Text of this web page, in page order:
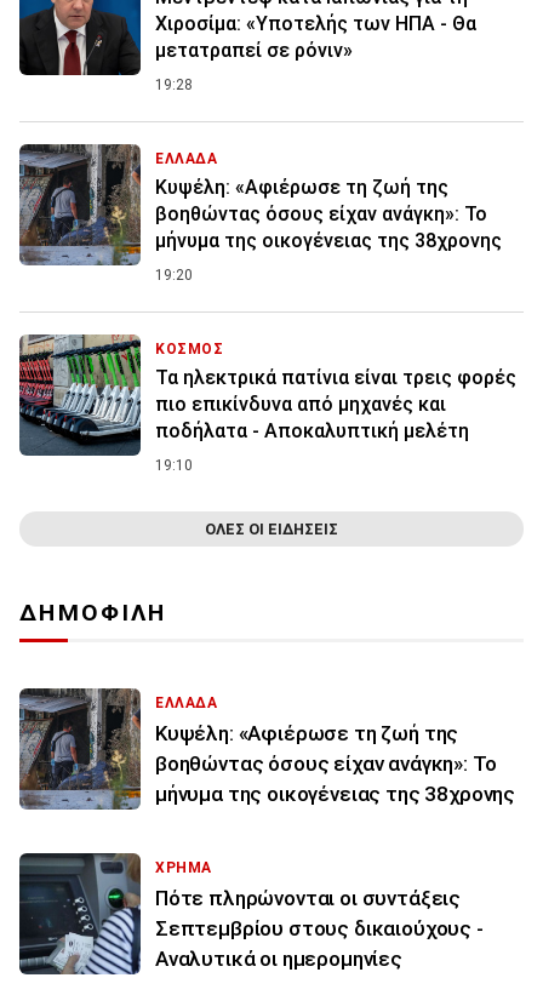
Χιροσίμα: «Υποτελής των ΗΠΑ - Θα
μετατραπεί σε ρόνιν»
19:28
ΕΛΛΑΔΑ
Κυψέλη: «Αφιέρωσε τη ζωή της
βοηθώντας όσους είχαν ανάγκη»: Το
μήνυμα της οικογένειας της 38χρονης
19:20
ΚΟΣΜΟΣ
Τα ηλεκτρικά πατίνια είναι τρεις φορές
πιο επικίνδυνα από μηχανές και
ποδήλατα - Αποκαλυπτική μελέτη
19:10
ΟΛΕΣ ΟΙ ΕΙΔΗΣΕΙΣ
ΔΗΜΟΦΙΛΗ
ΕΛΛΑΔΑ
Κυψέλη: «Αφιέρωσε τη ζωή της
βοηθώντας όσους είχαν ανάγκη»: Το
μήνυμα της οικογένειας της 38χρονης
ΧΡΗΜΑ
Πότε πληρώνονται οι συντάξεις
Σεπτεμβρίου στους δικαιούχους -
Αναλυτικά οι ημερομηνίες